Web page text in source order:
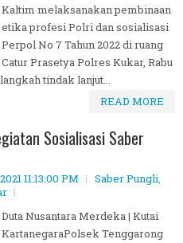
Kaltim melaksanakan pembinaan
etika profesi Polri dan sosialisasi
Perpol No 7 Tahun 2022 di ruang
Catur Prasetya Polres Kukar, Rabu
tindak lanjut...
READ MORE
Sosialisasi Saber
11:13:00 PM Saber Pungli,
Duta Nusantara Merdeka | Kutai
KartanegaraPolsek Tenggarong